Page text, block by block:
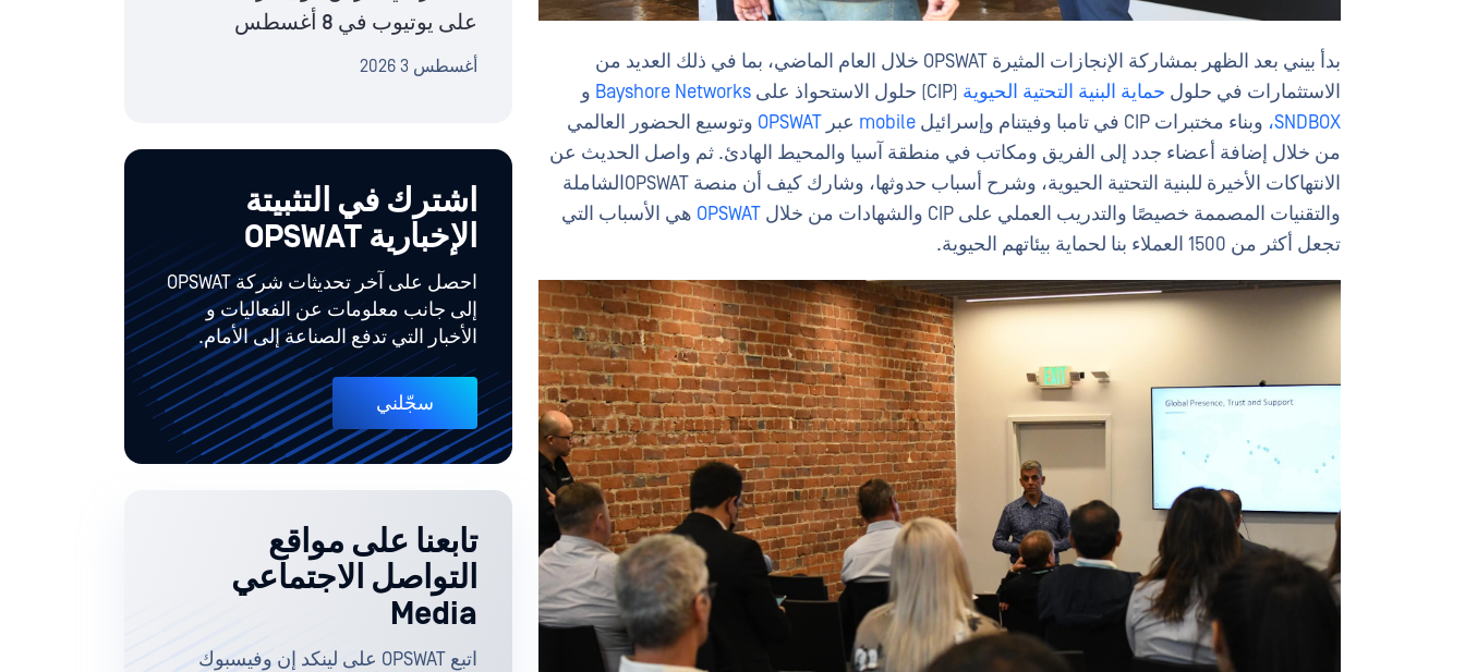
بدأ بيني بعد الظهر بمشاركة الإنجازات المثيرة OPSWAT خلال العام الماضي، بما في ذلك العديد من
الاستثمارات في حلول حماية البنية التحتية الحيوية (CIP) حلول الاستحواذ على Bayshore Networks و
SNDBOX، وبناء مختبرات CIP في تامبا وفيتنام وإسرائيل mobile عبر OPSWAT وتوسيع الحضور العالمي
من خلال إضافة أعضاء جدد إلى الفريق ومكاتب في منطقة آسيا والمحيط الهادئ. ثم واصل الحديث عن
الانتهاكات الأخيرة للبنية التحتية الحيوية، وشرح أسباب حدوثها، وشارك كيف أن منصة OPSWATالشاملة
والتقنيات المصممة خصيصًا والتدريب العملي على CIP والشهادات من خلال
OPSWAT هي الأسباب التي
تجعل أكثر من 1500 العملاء بنا لحماية بيئاتهم الحيوية.
على يوتيوب في 8 أغسطس
أغسطس 3 2026
اشترك في التثبيتة
الإخبارية OPSWAT
احصل على آخر تحديثات شركة OPSWAT
إلى جانب معلومات عن الفعاليات و
الأخبار التي تدفع الصناعة إلى الأمام.
سجّلني
تابعنا على مواقع
التواصل الاجتماعي
Media
اتبع OPSWAT على لينكد إن وفيسبوك